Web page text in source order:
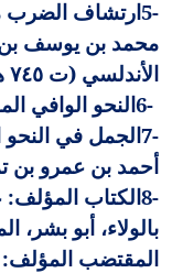
5-ارتشاف الضرب
محمد بن يوسف بن
الأندلسي (ت ٧٤٥ هـ
6-النحو الوافي
7-الجمل في النحو
أحمد بن عمرو بن
8-الكتاب المؤلف:
المقتضب المؤلف: